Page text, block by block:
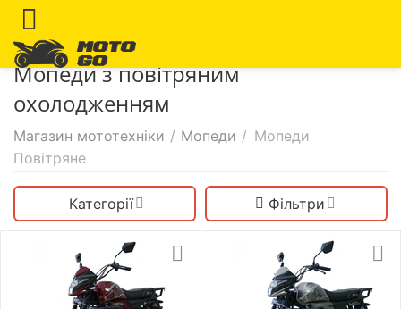
Мопеди з повітряним
охолодженням
Магазин мототехніки / Мопеди / Мопеди
Повітряне
Категорії Фільтри